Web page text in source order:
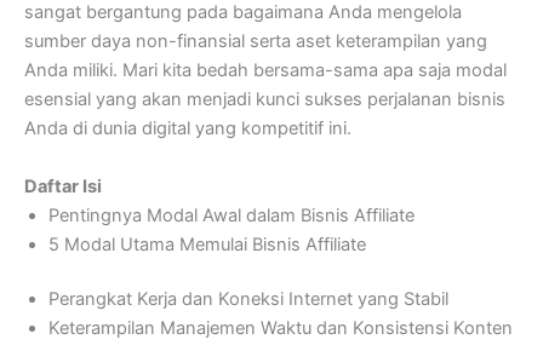
sangat bergantung pada bagaimana Anda mengelola
sumber daya non-finansial serta aset keterampilan yang
Anda miliki. Mari kita bedah bersama-sama apa saja modal
esensial yang akan menjadi kunci sukses perjalanan bisnis
Anda di dunia digital yang kompetitif ini.
Daftar Isi
Pentingnya Modal Awal dalam Bisnis Affiliate
5 Modal Utama Memulai Bisnis Affiliate
Perangkat Kerja dan Koneksi Internet yang Stabil
Keterampilan Manajemen Waktu dan Konsistensi Konten